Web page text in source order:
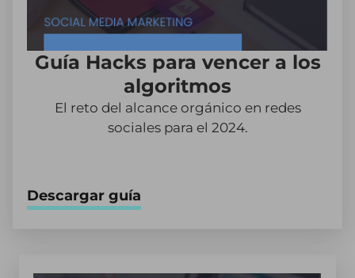
Guía Hacks para vencer a los
algoritmos
El reto del alcance orgánico en redes
sociales para el 2024.
Descargar guía